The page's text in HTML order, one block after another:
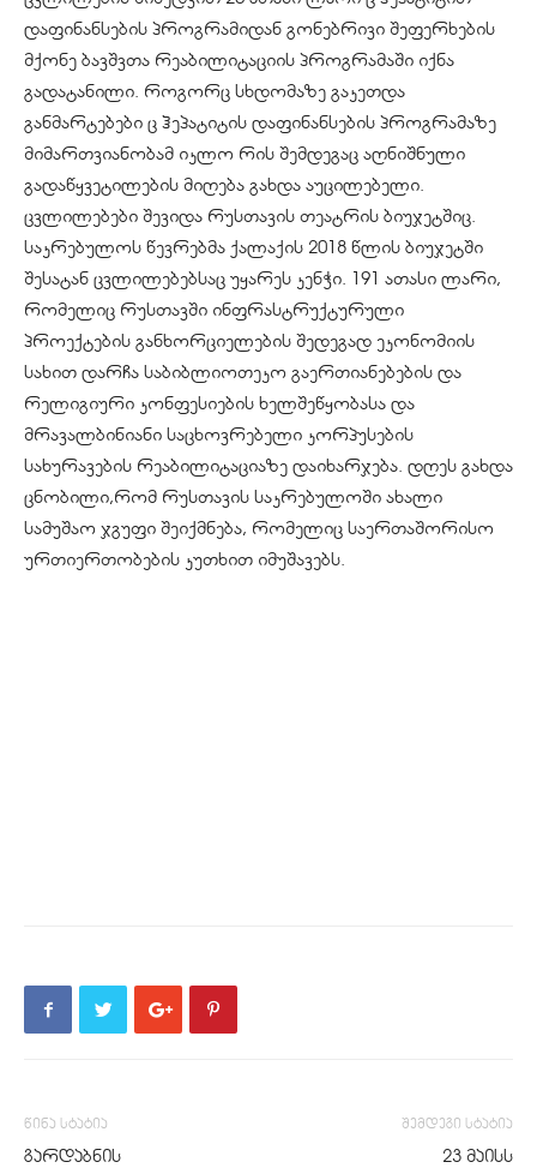
დაფინანსების პროგრამიდან გონებრივი შეფერხების
მქონე ბავშვთა რეაბილიტაციის პროგრამაში იქნა
გადატანილი. როგორც სხდომაზე გაკეთდა
განმარტებები ც ჰეპატიტის დაფინანსების პროგრამაზე
მიმართვიანობამ იკლო რის შემდეგაც აღნიშნული
გადაწყვეტილების მიღება გახდა აუცილებელი.
ცვლილებები შევიდა რუსთავის თეატრის ბიუჯეტშიც.
საკრებულოს წევრებმა ქალაქის 2018 წლის ბიუჯეტში
შესატან ცვლილებებსაც უყარეს კენჭი. 191 ათასი ლარი,
რომელიც რუსთავში ინფრასტრუქტურული
პროექტების განხორციელების შედეგად ეკონომიის
სახით დარჩა საბიბლიოთეკო გაერთიანებების და
რელიგიური კონფესიების ხელშეწყობასა და
მრავალბინიანი საცხოვრებელი კორპუსების
სახურავების რეაბილიტაციაზე დაიხარჯება. დღეს გახდა
ცნობილი,რომ რუსთავის საკრებულოში ახალი
სამუშაო ჯგუფი შეიქმნება, რომელიც საერთაშორისო
ურთიერთობების კუთხით იმუშავებს.
წინა სტატია
გარდაბნის
შემდეგი სტატია
23 მაისს